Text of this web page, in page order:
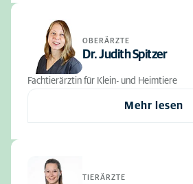
OBERÄRZTE
Dr. Judith Spitzer
Fachtierärztin für Klein- und Heimtiere
Mehr lesen
TIERÄRZTE